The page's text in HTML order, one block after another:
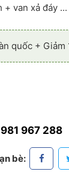
+ van xả đáy ...
quốc + Giảm
967 288
bè: